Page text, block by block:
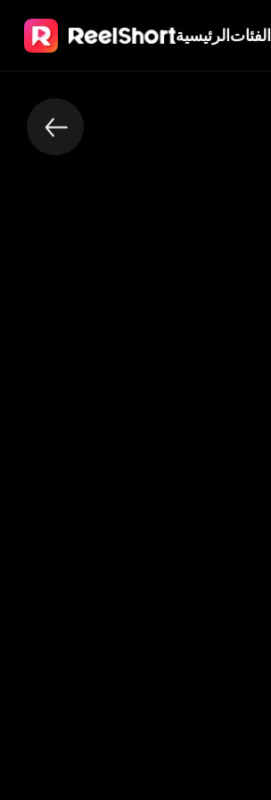
الرئيسيةالفئات